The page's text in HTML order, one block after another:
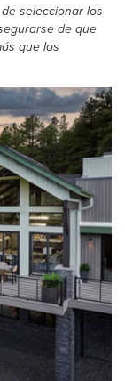
seleccionar los
de que
que los